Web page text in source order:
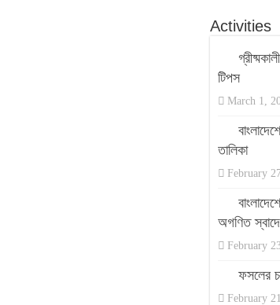
Activities
টিপস
March 1,
তালিকা
February
অগণিত
February
ফসলের
February